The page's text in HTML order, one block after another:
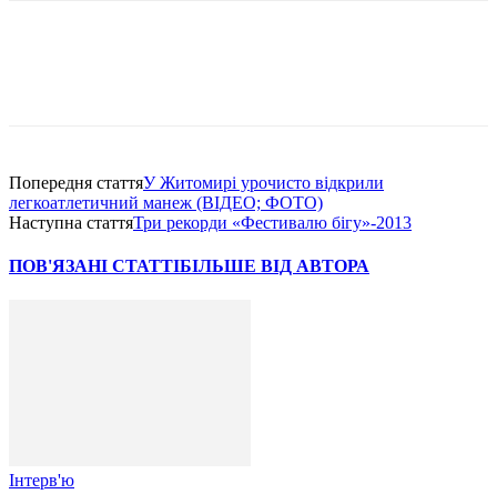
Попередня статтяУ Житомирі урочисто відкрили
легкоатлетичний манеж (ВІДЕО; ФОТО)
Наступна статтяТри рекорди «Фестивалю бігу»-2013
ПОВ'ЯЗАНІ СТАТТІБІЛЬШЕ ВІД АВТОРА
Інтерв'ю